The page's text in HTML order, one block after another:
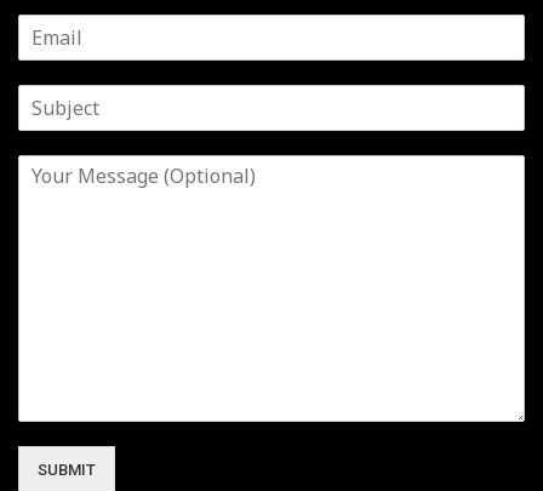
SUBMIT